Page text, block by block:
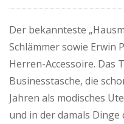
Der bekannteste
Schlämmer sowie Erwin
Herren-Accessoire. Das
Businesstasche, die
Jahren als modisches
und in der damals Dinge